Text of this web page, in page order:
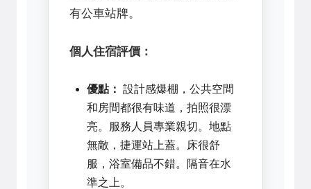
有公車站牌。
個人住宿評價：
優點： 設計感爆棚，公共空間
和房間都很有味道，拍照很漂
亮。服務人員專業親切。地點
無敵，捷運站上蓋。床很舒
服，浴室備品不錯。隔音在水
準之上。